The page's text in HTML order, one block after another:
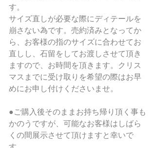
す。
サイズ直しが必要な際にディテールを
崩さない為です。売約済みとなってか
ら、お客様の指のサイズに合わせてお
直しし、石留をしてお渡しさせて頂き
ますので、お時間を頂きます。クリス
マスまでに受け取りを希望の際はお早
めにお申し付けくださいませ。
●ご購入後そのままお持ち帰り頂く事も
かのうですが、可能なお客様はしばら
くの間展示させて頂けますと幸いで